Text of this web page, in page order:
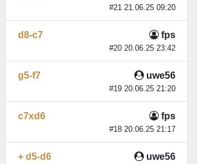
#21 21.06.25 09:20
fps
#20 20.06.25 23:42
d8-c7
uwe56
#19 20.06.25 21:20
g5-f7
fps
#18 20.06.25 21:17
c7xd6
uwe56
+ d5-d6